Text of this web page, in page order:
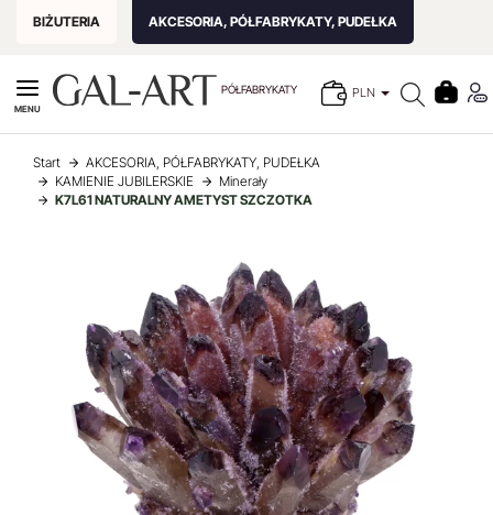
BIŻUTERIA AKCESORIA, PÓŁFABRYKATY, PUDEŁKA
PÓŁFABRYKATY PLN
MENU
Start
AKCESORIA, PÓŁFABRYKATY, PUDEŁKA
KAMIENIE JUBILERSKIE
Minerały
K7L61 NATURALNY AMETYST SZCZOTKA